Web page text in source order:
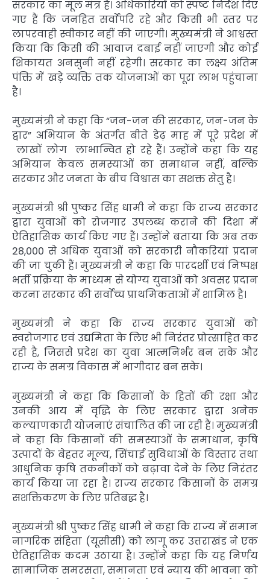
सरकार का मूल मंत्र है। अधिकारियों को स्पष्ट निर्देश दिए
गए हैं कि जनहित सर्वाेपरि रहे और किसी भी स्तर पर
लापरवाही स्वीकार नहीं की जाएगी। मुख्यमंत्री ने आश्वस्त
किया कि किसी की आवाज दबाई नहीं जाएगी और कोई
शिकायत अनसुनी नहीं रहेगी। सरकार का लक्ष्य अंतिम
पंक्ति में खड़े व्यक्ति तक योजनाओं का पूरा लाभ पहुंचाना
है।
मुख्यमंत्री ने कहा कि “जन-जन की सरकार, जन-जन के
द्वार” अभियान के अंतर्गत बीते डेढ़ माह में पूरे प्रदेश में
लाखों लोग लाभान्वित हो रहे हैं। उन्होंने कहा कि यह
अभियान केवल समस्याओं का समाधान नहीं, बल्कि
सरकार और जनता के बीच विश्वास का सशक्त सेतु है।
मुख्यमंत्री श्री पुष्कर सिंह धामी ने कहा कि राज्य सरकार
द्वारा युवाओं को रोजगार उपलब्ध कराने की दिशा में
ऐतिहासिक कार्य किए गए हैं। उन्होंने बताया कि अब तक
28,000 से अधिक युवाओं को सरकारी नौकरियां प्रदान
की जा चुकी हैं। मुख्यमंत्री ने कहा कि पारदर्शी एवं निष्पक्ष
भर्ती प्रक्रिया के माध्यम से योग्य युवाओं को अवसर प्रदान
करना सरकार की सर्वाेच्च प्राथमिकताओं में शामिल है।
मुख्यमंत्री ने कहा कि राज्य सरकार युवाओं को
स्वरोजगार एवं उद्यमिता के लिए भी निरंतर प्रोत्साहित कर
रही है, जिससे प्रदेश का युवा आत्मनिर्भर बन सके और
राज्य के समग्र विकास में भागीदार बन सके।
मुख्यमंत्री ने कहा कि किसानों के हितों की रक्षा और
उनकी आय में वृद्धि के लिए सरकार द्वारा अनेक
कल्याणकारी योजनाएं संचालित की जा रही हैं। मुख्यमंत्री
ने कहा कि किसानों की समस्याओं के समाधान, कृषि
उत्पादों के बेहतर मूल्य, सिंचाई सुविधाओं के विस्तार तथा
आधुनिक कृषि तकनीकों को बढ़ावा देने के लिए निरंतर
कार्य किया जा रहा है। राज्य सरकार किसानों के समग्र
सशक्तिकरण के लिए प्रतिबद्ध है।
मुख्यमंत्री श्री पुष्कर सिंह धामी ने कहा कि राज्य में समान
नागरिक संहिता (यूसीसी) को लागू कर उत्तराखंड ने एक
ऐतिहासिक कदम उठाया है। उन्होंने कहा कि यह निर्णय
सामाजिक समरसता, समानता एवं न्याय की भावना को